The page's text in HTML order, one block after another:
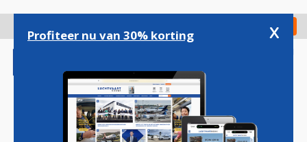
gaan
Check in
Profiteer nu van 30% korting x